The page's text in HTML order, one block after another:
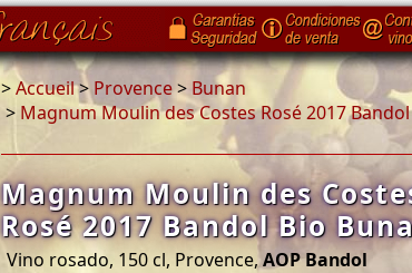
>Accueil>Provence> Bunan
> Magnum Moulin des Costes Rosé 2017
Magnum Moulin des
Rosé 2017 Bandol Bio
Vino rosado, 150 cl, Provence,AOP Bandol